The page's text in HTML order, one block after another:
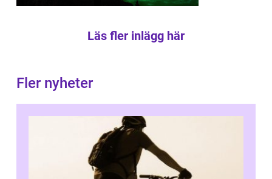
Läs fler inlägg här
Fler nyheter